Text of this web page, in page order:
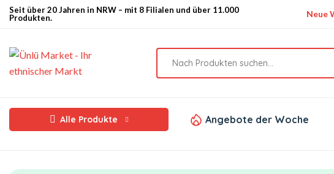
Seit über 20 Jahren in NRW – mit 8 Filialen und über 11.000
Produkten.
Neue
Alle Produkte Angebote der Woche